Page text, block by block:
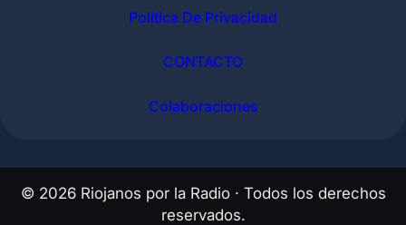
Politica De Privacidad
CONTACTO
Colaboraciones
© 2026Riojanos por la Radio · Todos los derechos
reservados.